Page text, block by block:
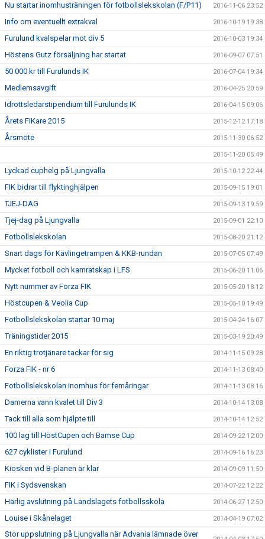
Nu startar inomhusträningen för fotbollslekskolan (F/P11) 2016-11-06 23:52
Info om eventuellt extrakval 2016-10-19 19:38
Furulund kvalspelar mot div 5 2016-10-03 19:34
Höstens Gutz försäljning har startat 2016-09-07 07:51
50 000 kr till Furulunds IK 2016-07-04 19:34
Medlemsavgift 2016-04-25 20:59
Idrottsledarstipendium till Furulunds IK 2016-04-15 09:06
Årets FIKare 2015 2015-12-12 17:18
Årsmöte 2015-11-30 06:52
2015-11-20 05:49
Lyckad cuphelg på Ljungvalla 2015-10-12 22:44
FIK bidrar till flyktinghjälpen 2015-09-15 19:01
TJEJ-DAG 2015-09-13 19:59
Tjej-dag på Ljungvalla 2015-09-01 22:10
Fotbollslekskolan 2015-08-20 21:12
Snart dags för Kävlingetrampen & KKB-rundan 2015-07-05 07:49
Mycket fotboll och kamratskap i LFS 2015-06-20 11:06
Nytt nummer av Forza FIK 2015-05-20 18:12
Höstcupen & Veolia Cup 2015-05-10 19:49
Fotbollslekskolan startar 10 maj 2015-04-24 16:07
Träningstider 2015 2015-03-19 20:49
En riktig trotjänare tackar för sig 2014-11-15 09:28
Forza FIK - nr 6 2014-11-13 08:40
Fotbollslekskolan inomhus för femåringar 2014-11-13 08:16
Damerna vann kvalet till Div 3 2014-10-14 13:08
Tack till alla som hjälpte till 2014-10-14 12:52
100 lag till HöstCupen och Bamse Cup 2014-09-22 12:00
627 cyklister i Furulund 2014-09-16 16:23
Kiosken vid B-planen är klar 2014-09-09 11:50
FIK i Sydsvenskan 2014-07-22 12:22
Härlig avslutning på Landslagets fotbollsskola 2014-06-27 12:50
Louise i Skånelaget 2014-04-19 07:02
Stor uppslutning på Ljungvalla när Advania lämnade över